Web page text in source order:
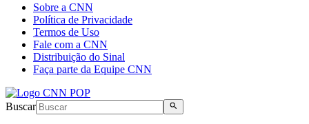
Sobre a CNN
Política de Privacidade
Termos de Uso
Fale com a CNN
Distribuição do Sinal
Faça parte da Equipe CNN
Buscar